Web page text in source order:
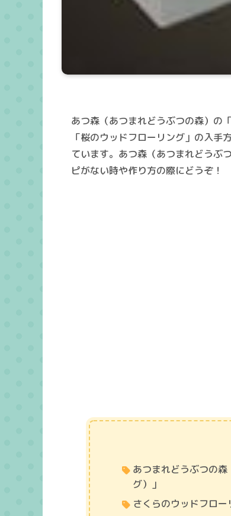
あつ森（あつまれどうぶつの森）の
「桜のウッドフローリング」の入
ています。あつ森（あつまれどうぶ
ピがない時や作り方の際にどうぞ！
あつまれどうぶつの
グ）」
さくらのウッドフロ